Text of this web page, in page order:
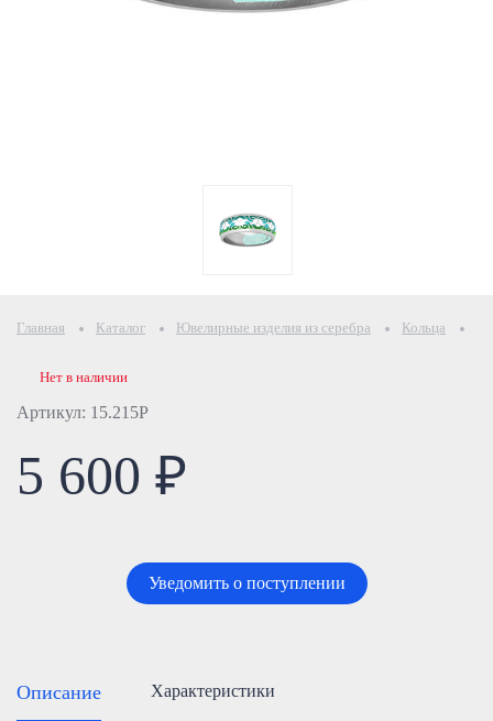
Главная Каталог Ювелирные изделия из серебра Кольца
Артикул: 15.215Р
Нет в наличии
5 600 ₽
Уведомить о поступлении
Описание Характеристики